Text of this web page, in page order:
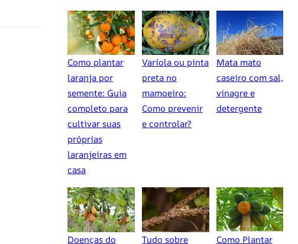
Como plantar
laranja por
semente: Guia
completo para
cultivar suas
próprias
laranjeiras em
casa
Varíola ou pinta
preta no
mamoeiro:
Como prevenir
e controlar?
Mata mato
caseiro com sal,
vinagre e
detergente
Doenças do
Tudo sobre
Como Plantar